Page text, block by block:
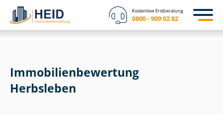
Kostenlose Erstberatung
0800 - 909 02 82
Immobilien­bewertung
Herbsleben